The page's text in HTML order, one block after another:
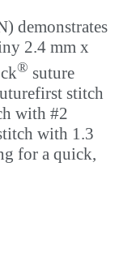
demonstrates
2.4 mm x
® suture
stitch
with #2
with 1.3
for a quick,